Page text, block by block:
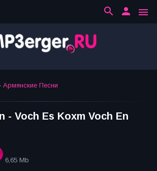
menu
person
search
Армянские Песни
- Voch Es Koxm Voch En
6,65 Mb